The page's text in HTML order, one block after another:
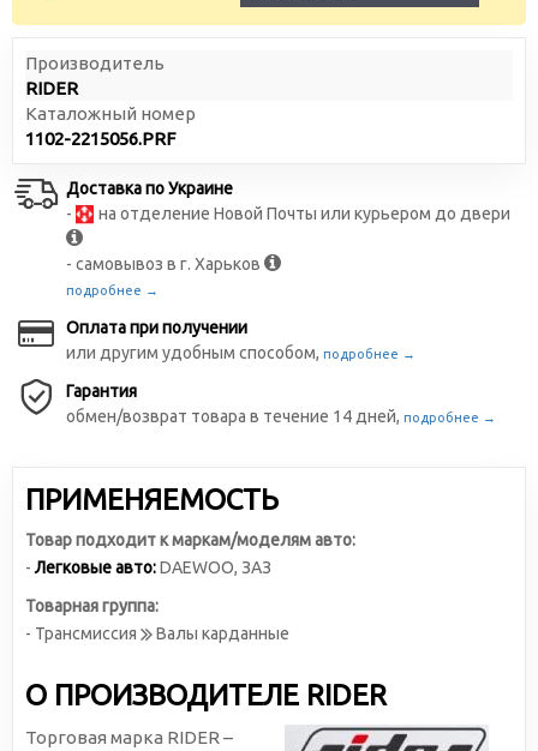
Производитель
RIDER
Каталожный номер
1102-2215056.PRF
Доставка по Украине
-
на отделение Новой Почты или курьером до двери
- самовывоз в г. Харьков
подробнее →
Оплата при получении
или другим удобным способом, подробнее →
Гарантия
обмен/возврат товара в течение 14 дней, подробнее →
ПРИМЕНЯЕМОСТЬ
Товар подходит к маркам/моделям авто:
-Легковые авто:DAEWOO, ЗАЗ
Товарная группа:
- Трансмиссия
Валы карданные
О ПРОИЗВОДИТЕЛЕ RIDER
Торговая марка RIDER –